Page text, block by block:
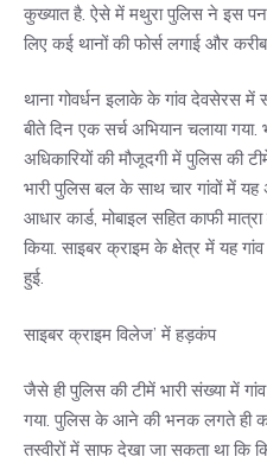
कुख्यात है. ऐसे में मथुरा पुलिस ने इस
लिए कई थानों की फोर्स लगाई और करीब
थाना गोवर्धन इलाके के गांव देवसेरस में
बीते दिन एक सर्च अभियान चलाया
अधिकारियों की मौजूदगी में पुलिस की
भारी पुलिस बल के साथ चार गांवों में
आधार कार्ड, मोबाइल सहित काफी
किया. साइबर क्राइम के क्षेत्र में यह
हुई.
साइबर क्राइम विलेज’ में हड़कंप
जैसे ही पुलिस की टीमें भारी संख्या में
गया. पुलिस के आने की भनक लगते ही
तस्वीरों में साफ देखा जा सकता था कि